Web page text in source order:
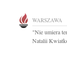
WARSZAWA
"Nie umiera
Natalii